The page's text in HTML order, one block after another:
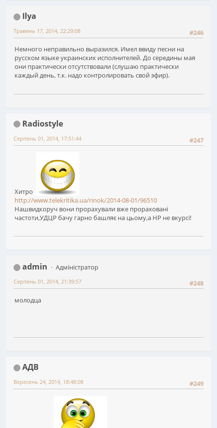
Ilya
#246
Травень 17, 2014, 22:29:08
Немного неправильно выразился. Имел ввиду песни на
русском языке украинских исполнителей. До середины мая
они практически отсутствовали (слушаю практически
каждый день, т.к. надо контролировать свой эфир).
Radiostyle
#247
Серпень 01, 2014, 17:51:44
Хитро
http://www.telekritika.ua/rinok/2014-08-01/96510
Нашвидкоруч вони прорахували вже прораховані
частоти,УДЦР бачу гарно башляє на цьому,а НР не вкурсі!
admin
Адміністратор
#248
Серпень 01, 2014, 21:39:57
молодца
АДВ
#249
Вересень 24, 2014, 18:48:08